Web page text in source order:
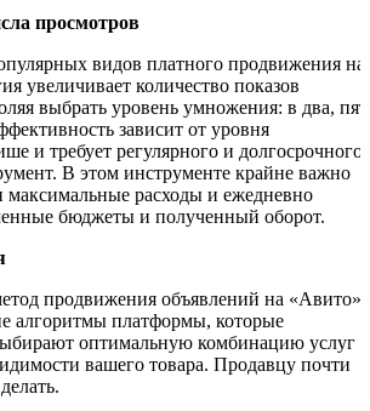
просмотров
видов платного продвижения на
увеличивает количество показов
выбрать уровень умножения: в два,
зависит от уровня
и требует регулярного и долгосрочного
В этом инструменте крайне важно
максимальные расходы и ежедневно
бюджеты и полученный оборот.
продвижения объявлений на «Авито»
алгоритмы платформы, которые
оптимальную комбинацию услуг
вашего товара. Продавцу почти